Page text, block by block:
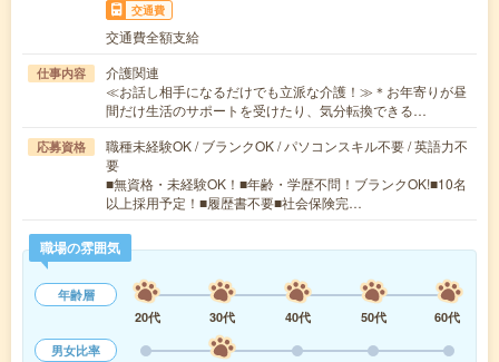
交通費
交通費全額支給
仕事内容
介護関連
≪お話し相手になるだけでも立派な介護！≫＊お年寄りが昼
間だけ生活のサポートを受けたり、気分転換できる…
応募資格
職種未経験OK / ブランクOK / パソコンスキル不要 / 英語力不
要
■無資格・未経験OK！■年齢・学歴不問！ブランクOK!■10名
以上採用予定！■履歴書不要■社会保険完…
職場の雰囲気
年齢層
20代
30代 40代 50代
60代
男女比率